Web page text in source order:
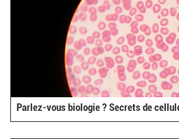
Parlez-vous biologie ? Secrets de